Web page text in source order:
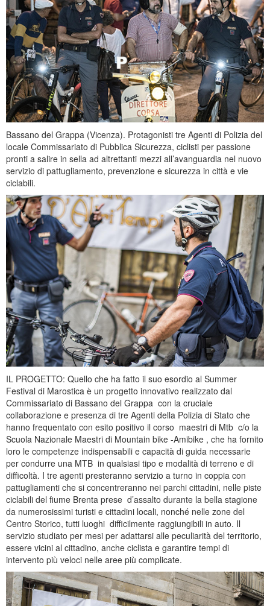
Bassano del Grappa (Vicenza). Protagonisti tre Agenti di Polizia del
locale Commissariato di Pubblica Sicurezza, ciclisti per passione
pronti a salire in sella ad altrettanti mezzi all’avanguardia nel nuovo
servizio di pattugliamento, prevenzione e sicurezza in città e vie
ciclabili.
IL PROGETTO: Quello che ha fatto il suo esordio al Summer
Festival di Marostica è un progetto innovativo realizzato dal
Commissariato di Bassano del Grappa con la cruciale
collaborazione e presenza di tre Agenti della Polizia di Stato che
hanno frequentato con esito positivo il corso maestri di Mtb c/o la
Scuola Nazionale Maestri di Mountain bike -Amibike , che ha fornito
loro le competenze indispensabili e capacità di guida necessarie
per condurre una MTB in qualsiasi tipo e modalità di terreno e di
difficoltà. I tre agenti presteranno servizio a turno in coppia con
pattugliamenti che si concentreranno nei parchi cittadini, nelle piste
ciclabili del fiume Brenta prese d’assalto durante la bella stagione
da numerosissimi turisti e cittadini locali, nonché nelle zone del
Centro Storico, tutti luoghi difficilmente raggiungibili in auto. Il
servizio studiato per mesi per adattarsi alle peculiarità del territorio,
essere vicini al cittadino, anche ciclista e garantire tempi di
intervento più veloci nelle aree più complicate.